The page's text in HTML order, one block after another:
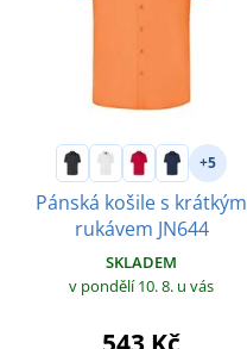
+5
Pánská košile s krátkým
rukávem JN644
SKLADEM
v pondělí 10. 8. u vás